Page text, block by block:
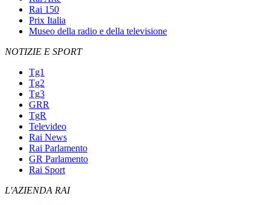
Rai 150
Prix Italia
Museo della radio e della televisione
NOTIZIE E SPORT
Tg1
Tg2
Tg3
GRR
TgR
Televideo
Rai News
Rai Parlamento
GR Parlamento
Rai Sport
L'AZIENDA RAI